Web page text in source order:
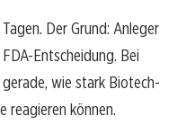
Der Grund: Anleger
Entscheidung. Bei
wie stark Biotech-
reagieren können.